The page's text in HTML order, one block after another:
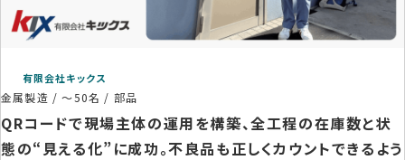
有限会社キックス
金属製造 /～50名 / 部品
QRコードで現場主体の運用を構築、全工程の在庫数と状
態の“見える化”に成功。不良品も正しくカウントできるよう